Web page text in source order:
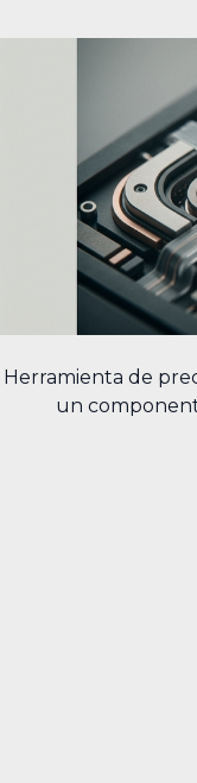
Herramienta de
un